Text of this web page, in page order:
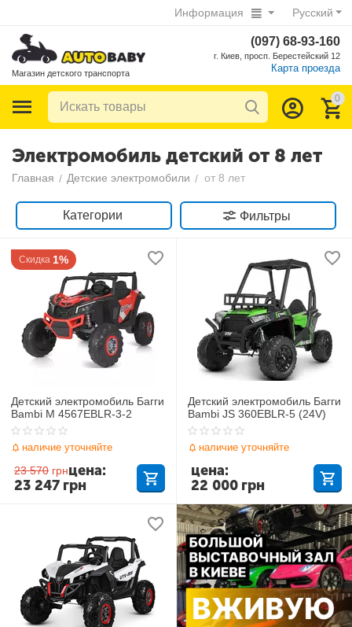
Русский
Информация
Магазин детского транспорта
(097) 68-93-160
г. Киев, просп. Берестейский 12
Карта проезда
0
Электромобиль детский от 8 лет
Главная / Детские электромобили / от 8 лет
Категории Фильтры
Скидка 1%
Детский электромобиль Багги
Bambi M 4567EBLR-3-2
наличие уточняйте
23 570 грн
23 247 грн
цена:
Детский электромобиль Багги
Bambi JS 360EBLR-5 (24V)
наличие уточняйте
22 000 грн
цена: